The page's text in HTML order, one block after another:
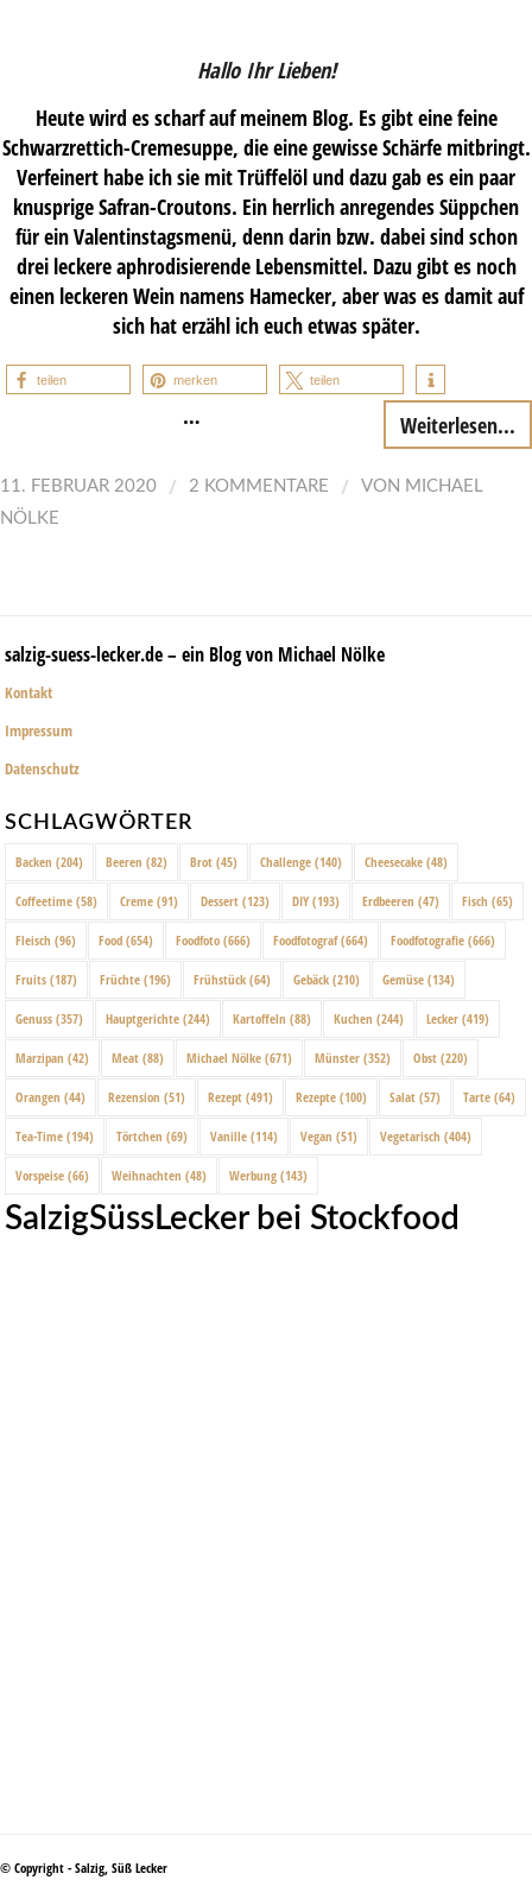
Hallo Ihr Lieben!
Heute wird es scharf auf meinem Blog. Es gibt eine feine
Schwarzrettich-Cremesuppe, die eine gewisse Schärfe mitbringt.
Verfeinert habe ich sie mit Trüffelöl und dazu gab es ein paar
knusprige Safran-Croutons. Ein herrlich anregendes Süppchen
für ein Valentinstagsmenü, denn darin bzw. dabei sind schon
drei leckere aphrodisierende Lebensmittel. Dazu gibt es noch
einen leckeren Wein namens Hamecker, aber was es damit auf
sich hat erzähl ich euch etwas später.
teilen merken teilen
… Weiterlesen...
11. FEBRUAR 2020 / 2 KOMMENTARE / VON MICHAEL
NÖLKE
salzig-suess-lecker.de – ein Blog von Michael Nölke
Kontakt
Impressum
Datenschutz
SCHLAGWÖRTER
Backen (204) Beeren (82) Brot (45) Challenge (140) Cheesecake (48)
Coffeetime (58) Creme (91) Dessert (123) DIY (193) Erdbeeren (47) Fisch (65)
Fleisch (96) Food (654) Foodfoto (666) Foodfotograf(664) Foodfotografie (666)
Fruits (187) Früchte (196) Frühstück (64) Gebäck (210) Gemüse (134)
Genuss (357) Hauptgerichte (244) Kartoffeln (88) Kuchen (244) Lecker (419)
Marzipan (42) Meat (88) Michael Nölke (671) Münster (352) Obst (220)
Orangen (44) Rezension (51) Rezept (491) Rezepte (100) Salat (57) Tarte (64)
Tea-Time (194) Törtchen (69) Vanille (114) Vegan (51) Vegetarisch (404)
Vorspeise (66) Weihnachten (48) Werbung (143)
SalzigSüssLecker bei Stockfood
© Copyright - Salzig, Süß Lecker